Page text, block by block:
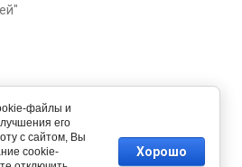
файлы и
его
с сайтом, Вы
cookie-
Хорошо